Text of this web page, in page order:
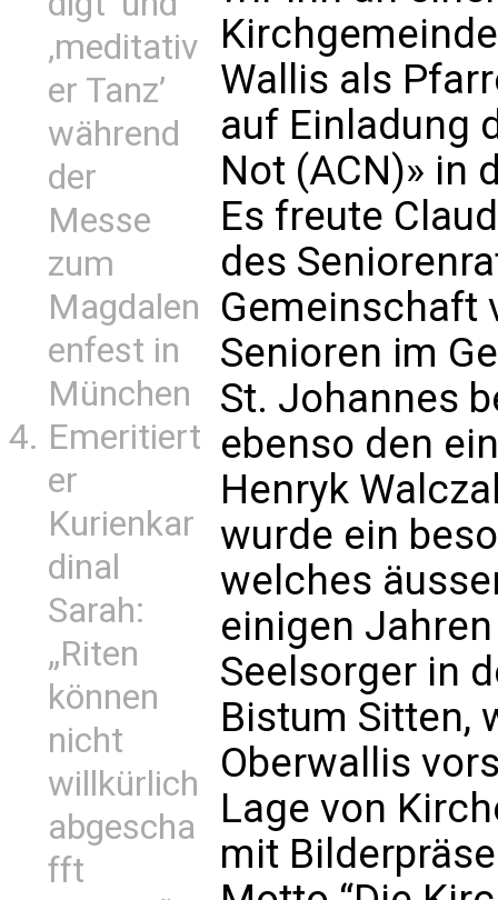
‚meditativ
er Tanz’
während
der
Messe
zum
Magdalen
enfest in
München
Emeritiert
er
Kurienkar
dinal
Sarah:
„Riten
können
nicht
willkürlich
abgescha
fft
Wallis als
auf Einladung
Not (ACN)» in
Es freute
des
Gemeinschaft
Senioren im
St. Johannes
ebenso den
Henryk
wurde ein
welches
einigen
Seelsorger in
Bistum Sitten,
Oberwallis
Lage von
mit